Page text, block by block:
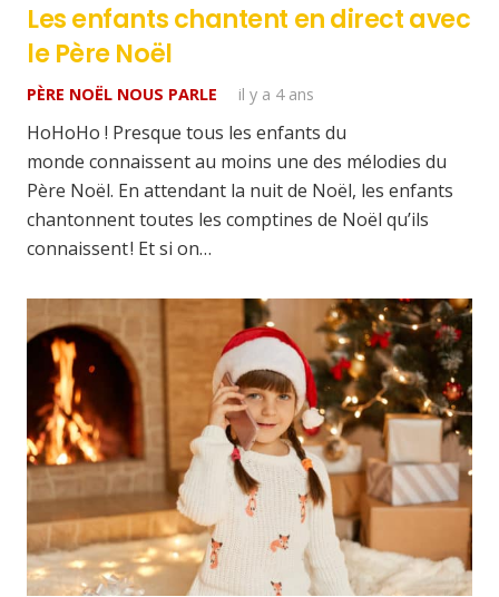
Les enfants chantent en direct avec
le Père Noël
PÈRE NOËL NOUS PARLE il y a 4 ans
HoHoHo ! Presque tous les enfants du
monde connaissent au moins une des mélodies du
Père Noël. En attendant la nuit de Noël, les enfants
chantonnent toutes les comptines de Noël qu’ils
connaissent ! Et si on…